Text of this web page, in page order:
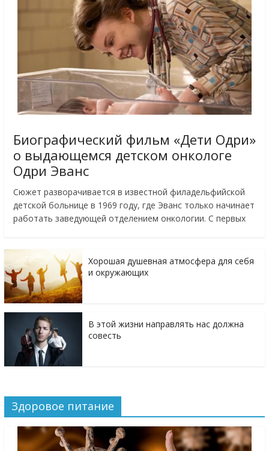
Биографический фильм «Дети Одри»
о выдающемся детском онкологе
Одри Эванс
Сюжет разворачивается в известной филадельфийской
детской больнице в 1969 году, где Эванс только начинает
работать заведующей отделением онкологии. С первых
Хорошая душевная атмосфера для себя
и окружающих
В этой жизни направлять нас должна
совесть
Здоровое питание